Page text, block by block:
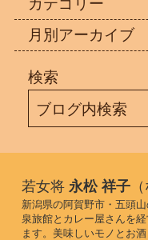
若女将 永松 祥子（
新潟県の阿賀野市・五頭
泉旅館とカレー屋さんを経
ます。美味しいモノとお
カテゴリー
月別アーカイブ
検索